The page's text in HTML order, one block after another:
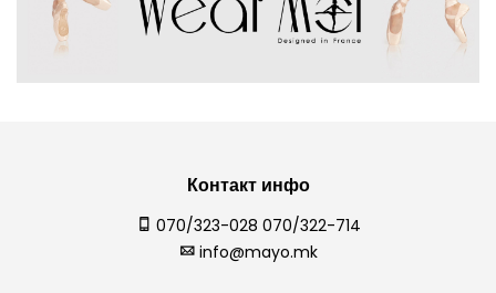
Контакт инфо
070/323-028 070/322-714
info@mayo.mk